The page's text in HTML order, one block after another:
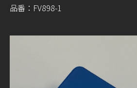
品番：FV898-1